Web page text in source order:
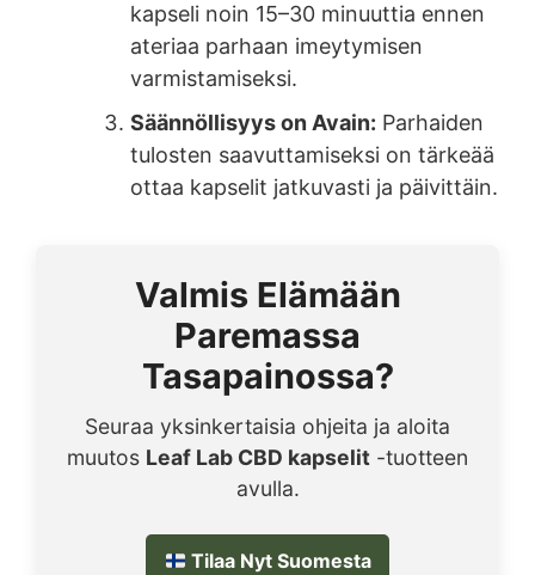
kapseli noin 15–30 minuuttia ennen
ateriaa parhaan imeytymisen
varmistamiseksi.
Säännöllisyys on Avain: Parhaiden
tulosten saavuttamiseksi on tärkeää
ottaa kapselit jatkuvasti ja päivittäin.
Valmis Elämään
Paremassa
Tasapainossa?
Seuraa yksinkertaisia ohjeita ja aloita
muutos Leaf Lab CBD kapselit -tuotteen
avulla.
Tilaa Nyt Suomesta